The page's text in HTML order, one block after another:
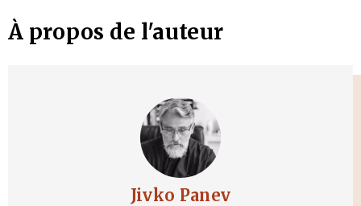
À propos de l'auteur
Jivko Panev